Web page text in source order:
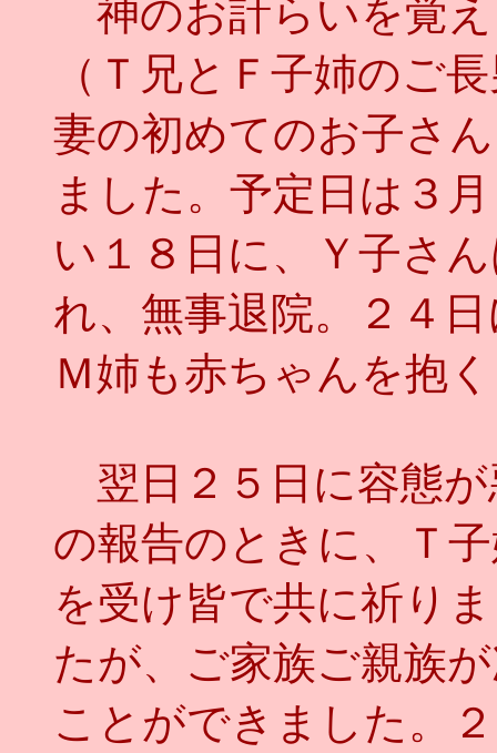
神のお計らいを覚
（Ｔ兄とＦ子姉のご
妻の初めてのお子さ
ました。予定日は３
い１８日に、Ｙ子さ
れ、無事退院。２４
Ｍ姉も赤ちゃんを抱
翌日２５日に容態
の報告のときに、Ｔ
を受け皆で共に祈り
たが、ご家族ご親族
ことができました。